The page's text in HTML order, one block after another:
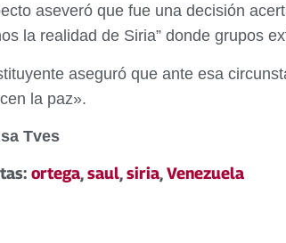
aseveró que fue una decisión
la realidad de Siria” donde grupos
aseguró que ante esa
la paz».
Tves
ortega,saul,siria,Venezuela